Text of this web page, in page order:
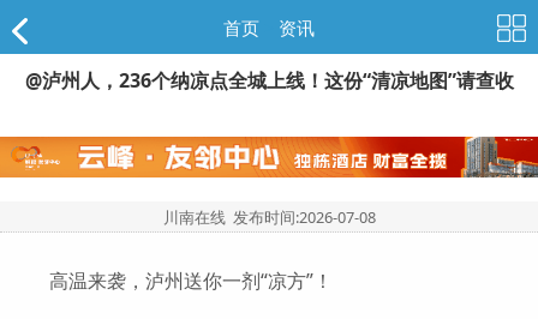
首页 资讯
@泸州人，236个纳凉点全城上线！这份“清凉地图”请查收
川南在线 发布时间:2026-07-08
高温来袭，泸州送你一剂“凉方”！